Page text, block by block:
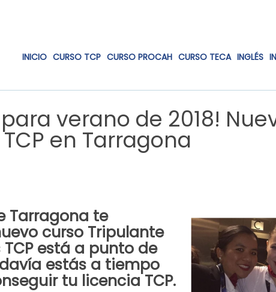
INICIO CURSO TCP CURSO PROCAH CURSO TECA INGLÉS
verano de 2018!
en Tarragona
Tarragona te
curso Tripulante
está a punto de
estás a tiempo
tu licencia TCP.